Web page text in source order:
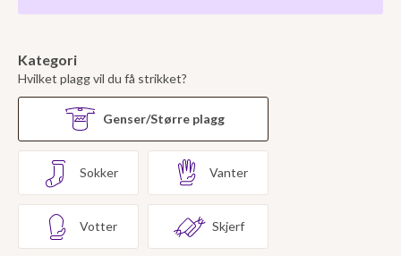
Kategori
Hvilket plagg vil du få strikket?
Genser/Større plagg
Sokker Vanter
Votter Skjerf